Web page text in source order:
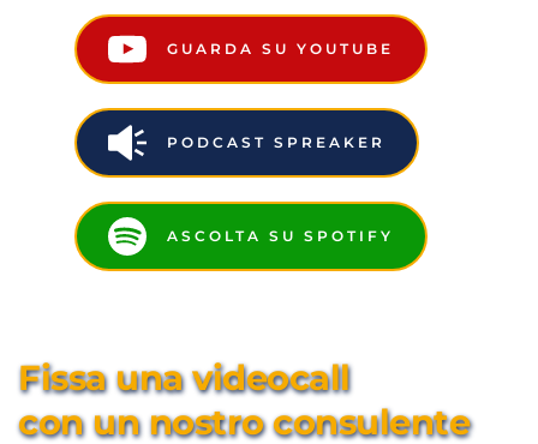
GUARDA SU YOUTUBE
PODCAST SPREAKER
ASCOLTA SU SPOTIFY
Fissa una videocall
con un nostro consulente